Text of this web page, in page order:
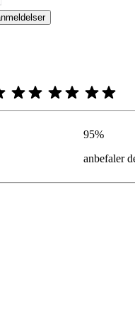
i form av produkt- og
95%
anbefaler